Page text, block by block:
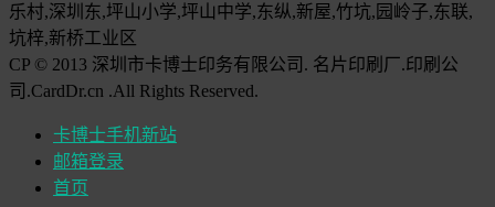
乐村,深圳东,坪山小学,坪山中学,东纵,新屋,竹坑,园岭子,东联,
坑梓,新桥工业区
CP © 2013 深圳市卡博士印务有限公司. 名片印刷厂.印刷公
司.CardDr.cn .All Rights Reserved.
卡博士手机新站
邮箱登录
首页